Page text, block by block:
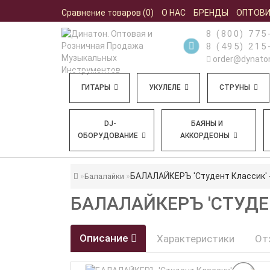
Сравнение товаров (0) О НАС БРЕНДЫ
8 (800)
8 (495)
ГИТАРЫ УКУЛЕЛЕ СТРУНЫ
DJ-
ОБОРУДОВАНИЕ
БАЯНЫ И
АККОРДЕОНЫ
Балалайки БАЛАЛАЙКЕРЪ 'Студент Классик'
БАЛАЛАЙКЕРЪ
Описание Характеристики